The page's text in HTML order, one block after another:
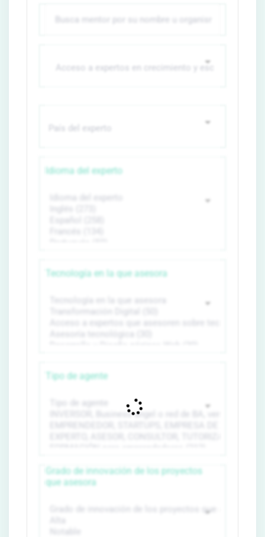
Idioma del experto
Tecnología en la que asesora
Tipo de agente
Grado de innovación de los proyectos
que asesora